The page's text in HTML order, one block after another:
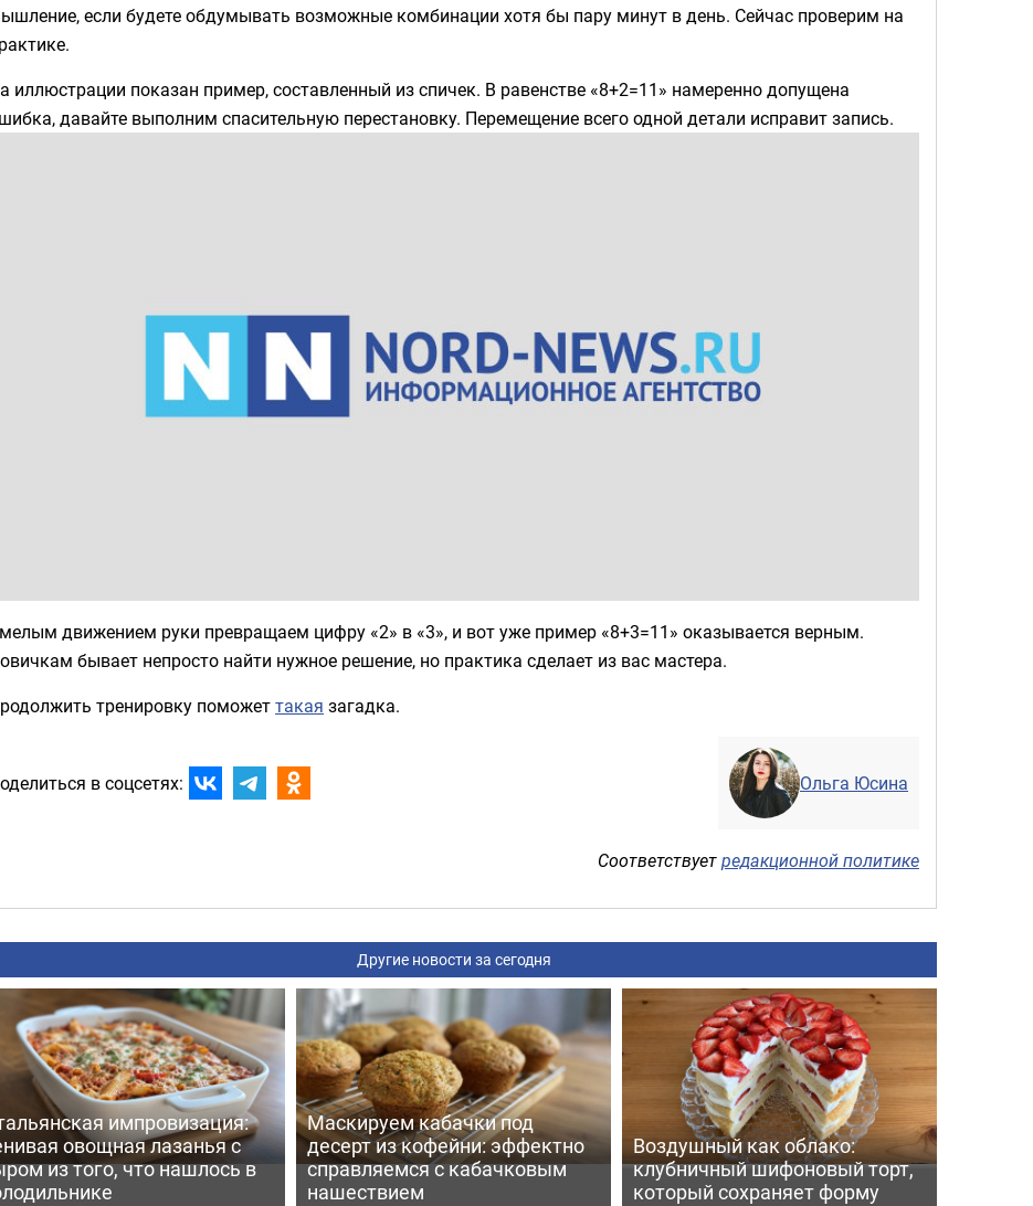
если будете обдумывать возможные комбинации хотя бы пару минут в день. Сейчас проверим на
иллюстрации показан пример, составленный из спичек. В равенстве «8+2=11» намеренно допущена
давайте выполним спасительную перестановку. Перемещение всего одной детали исправит запись.
движением руки превращаем цифру «2» в «3», и вот уже пример «8+3=11» оказывается верным.
бывает непросто найти нужное решение, но практика сделает из вас мастера.
тренировку поможеттакая загадка.
в соцсетях: Ольга Юсина
Соответствуетредакционной политике
Другие новости за сегодня
импровизация:
овощная лазанья с
из того, что нашлось в
Маскируем кабачки под
десерт из кофейни: эффектно
справляемся с кабачковым
нашествием
Воздушный как облако:
клубничный шифоновый торт,
который сохраняет форму